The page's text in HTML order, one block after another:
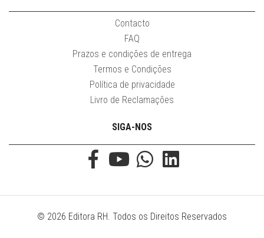
Contacto
FAQ
Prazos e condições de entrega
Termos e Condições
Política de privacidade
Livro de Reclamações
SIGA-NOS
© 2026 Editora RH. Todos os Direitos Reservados